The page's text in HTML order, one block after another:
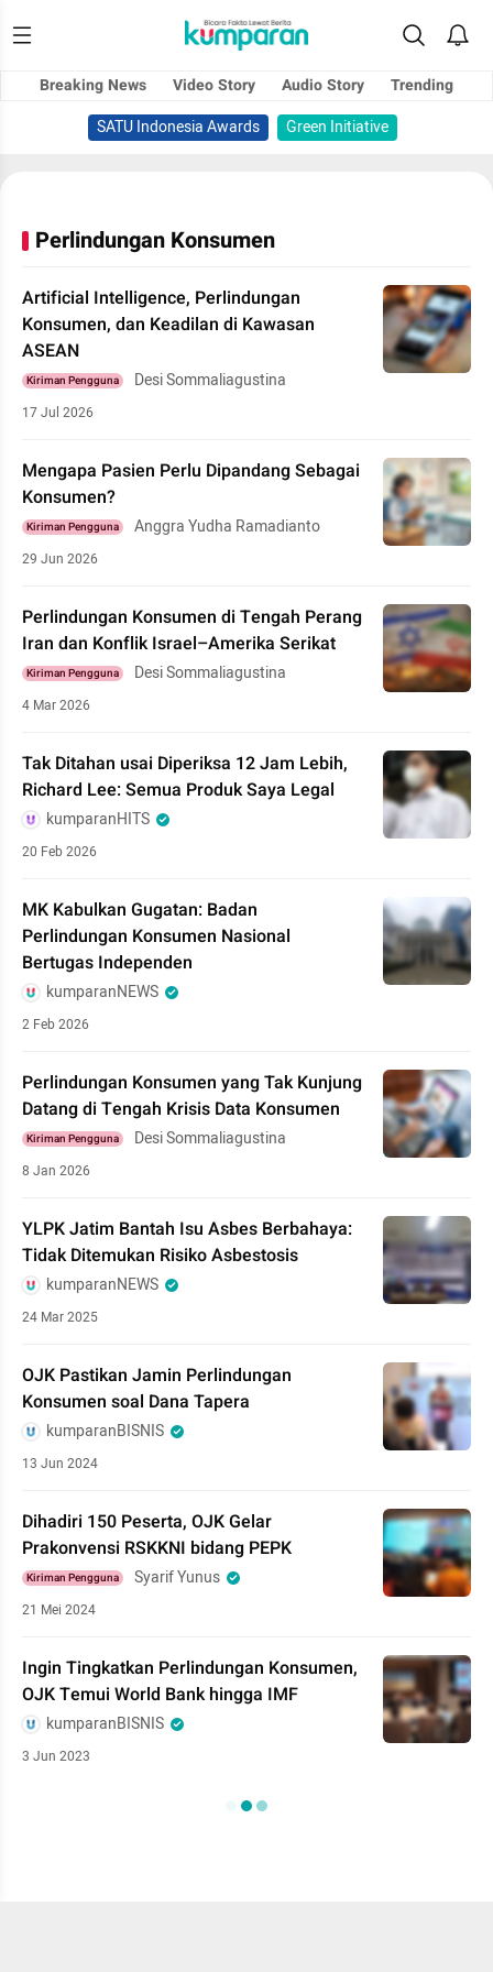
Breaking News Video Story Audio Story
Trending
SATU Indonesia Awards
Green Initiative
Perlindungan Konsumen
Artificial Intelligence, Perlindungan
Konsumen, dan Keadilan di Kawasan
ASEAN
Kiriman Pengguna Desi Sommaliagustina
17 Jul 2026
Mengapa Pasien Perlu Dipandang Sebagai
Konsumen?
Kiriman Pengguna Anggra Yudha Ramadianto
29 Jun 2026
Perlindungan Konsumen di Tengah Perang
Iran dan Konflik Israel–Amerika Serikat
Kiriman Pengguna Desi Sommaliagustina
4 Mar 2026
Tak Ditahan usai Diperiksa 12 Jam Lebih,
Richard Lee: Semua Produk Saya Legal
kumparanHITS
20 Feb 2026
MK Kabulkan Gugatan: Badan
Perlindungan Konsumen Nasional
Bertugas Independen
kumparanNEWS
2 Feb 2026
Perlindungan Konsumen yang Tak Kunjung
Datang di Tengah Krisis Data Konsumen
Kiriman Pengguna Desi Sommaliagustina
8 Jan 2026
YLPK Jatim Bantah Isu Asbes Berbahaya:
Tidak Ditemukan Risiko Asbestosis
kumparanNEWS
24 Mar 2025
OJK Pastikan Jamin Perlindungan
Konsumen soal Dana Tapera
kumparanBISNIS
13 Jun 2024
Dihadiri 150 Peserta, OJK Gelar
Prakonvensi RSKKNI bidang PEPK
Kiriman Pengguna Syarif Yunus
21 Mei 2024
Ingin Tingkatkan Perlindungan Konsumen,
OJK Temui World Bank hingga IMF
kumparanBISNIS
3 Jun 2023